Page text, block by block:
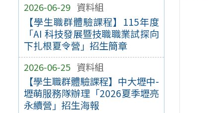
2026-06-29 資料組
【學生職群體驗課程】115年度
「AI 科技發展暨技職職業試探向
下扎根夏令營」招生簡章
2026-06-25 資料組
【學生職群體驗課程】中大壢中-
壢萌服務隊辦理「2026夏季壢亮
永續營」招生海報